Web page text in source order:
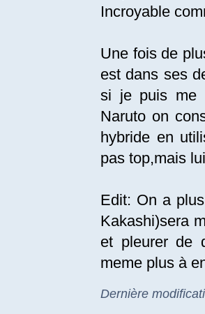
Incroyable
Une fois de
est dans ses
si je puis me
Naruto on
hybride en
pas top,mais
Edit: On a
Kakashi)sera
et pleurer de
meme plus à
Dernière